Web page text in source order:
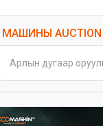
МАШИНЫ AUCTION
Арлын дугаар